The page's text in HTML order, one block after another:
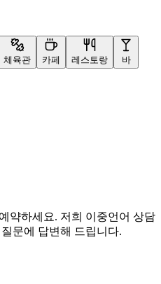
체육관 카페 레스토랑 바
약하세요. 저희 이중언어 상담
문에 답변해 드립니다.